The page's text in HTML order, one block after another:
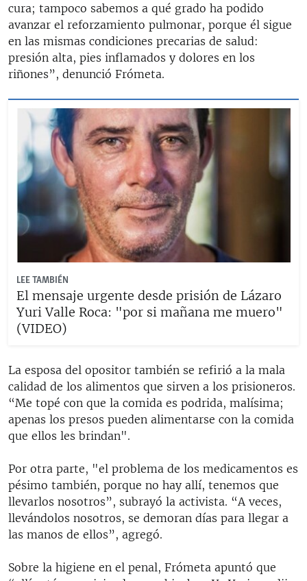
cura; tampoco sabemos a qué grado ha podido
avanzar el reforzamiento pulmonar, porque él sigue
en las mismas condiciones precarias de salud:
presión alta, pies inflamados y dolores en los
riñones”, denunció Frómeta.
LEE TAMBIÉN
El mensaje urgente desde prisión de Lázaro
Yuri Valle Roca: "por si mañana me muero"
(VIDEO)
La esposa del opositor también se refirió a la mala
calidad de los alimentos que sirven a los prisioneros.
“Me topé con que la comida es podrida, malísima;
apenas los presos pueden alimentarse con la comida
que ellos les brindan".
Por otra parte, "el problema de los medicamentos es
pésimo también, porque no hay allí, tenemos que
llevarlos nosotros”, subrayó la activista. “A veces,
llevándolos nosotros, se demoran días para llegar a
las manos de ellos”, agregó.
Sobre la higiene en el penal, Frómeta apuntó que